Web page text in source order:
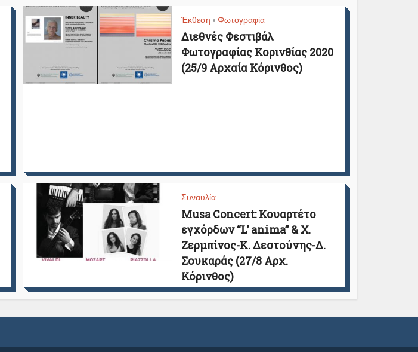
Έκθεση • Φωτογραφία
Διεθνές Φεστιβάλ
Φωτογραφίας Κορινθίας 2020
(25/9 Αρχαία Κόρινθος)
Συναυλία
Musa Concert: Κουαρτέτο
εγχόρδων “L’ anima” & Χ.
Ζερμπίνος-Κ. Δεστούνης-Δ.
Σουκαράς (27/8 Αρχ.
Κόρινθος)